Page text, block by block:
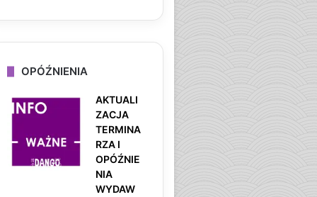
OPÓŹNIENIA
AKTUALI
ZACJA
TERMINA
RZA I
OPÓŹNIE
NIA
WYDAW